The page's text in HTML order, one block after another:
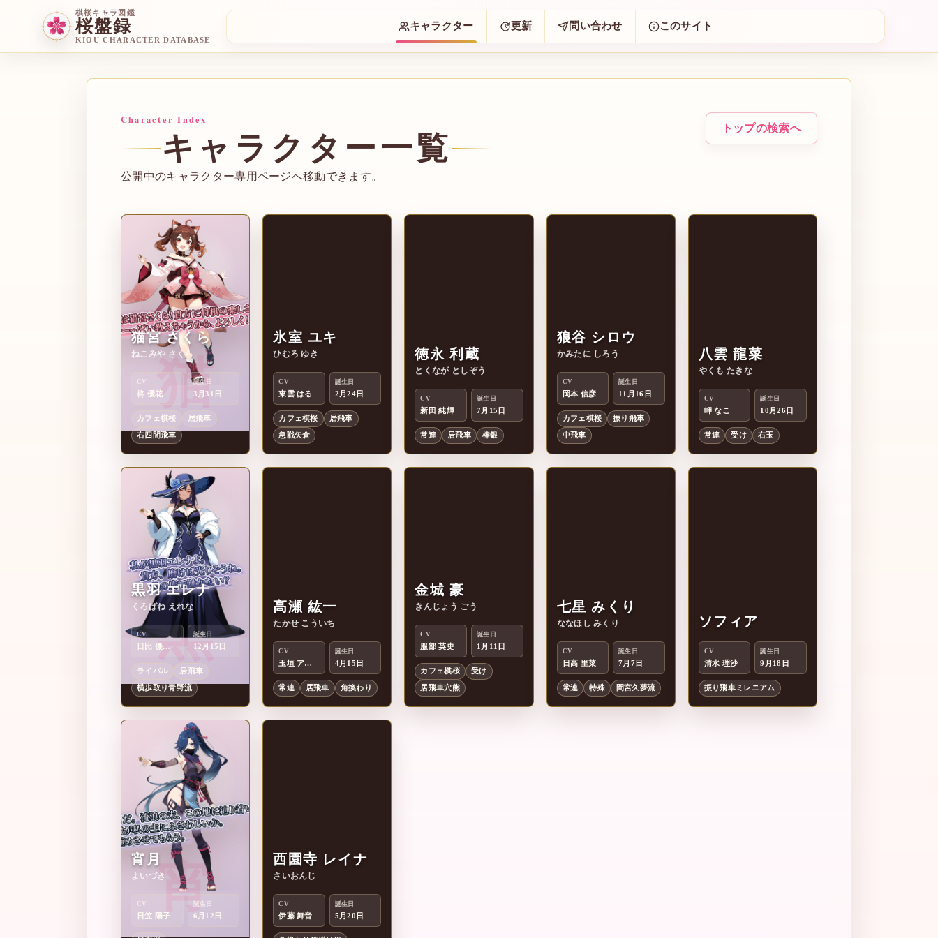
棋桜キャラ図鑑
桜盤録
KIOU CHARACTER DATABASE
キャラクター 更新 問い合わせ このサイト
Character Index
キャラクター一覧
公開中のキャラクター専用ページへ移動できます。
トップの検索へ
猫
猫宮 さくら
ねこみや さくら
CV
柊 優花
誕生日
3月31日
カフェ棋桜 居飛車
右四間飛車
氷
氷室 ユキ
ひむろ ゆき
CV
東雲 はる
誕生日
2月24日
カフェ棋桜 居飛車
急戦矢倉
徳徳永 利蔵
とくなが としぞう
CV
新田 純輝
誕生日
7月15日
常連 居飛車 棒銀
狼
狼谷 シロウ
かみたに しろう
CV
岡本 信彦
誕生日
11月16日
カフェ棋桜 振り飛車
中飛車
八八雲 龍菜
やくも たきな
CV
岬 なこ
誕生日
10月26日
常連 受け 右玉
黒
黒羽 エレナ
くろばね えれな
CV
日比 優理香
誕生日
12月15日
ライバル 居飛車
横歩取り青野流
高高瀬 紘一
たかせ こういち
CV
玉垣 アキト
誕生日
4月15日
常連 居飛車 角換わり
金
金城 豪
きんじょう ごう
CV
服部 英史
誕生日
1月11日
カフェ棋桜 受け
居飛車穴熊
七七星 みくり
ななほし みくり
CV
日高 里菜
誕生日
7月7日
常連 特殊 間宮久夢流
ソソフィア
CV
清水 理沙
誕生日
9月18日
振り飛車ミレニアム
宵
宵月
よいづき
CV
日笠 陽子
誕生日
6月12日 西
西園寺 レイナ
さいおんじ
CV
伊藤 舞音
誕生日
5月20日